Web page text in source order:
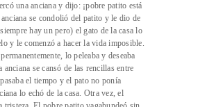
una anciana y dijo: ¡pobre patito está
se condolió del patito y le dio de
hay un pero) el gato de la casa lo
y le comenzó a hacer la vida imposible.
lo peleaba y deseaba
anciana se cansó de las rencillas entre
el tiempo y el pato no ponía
lo echó de la casa. Otra vez, el